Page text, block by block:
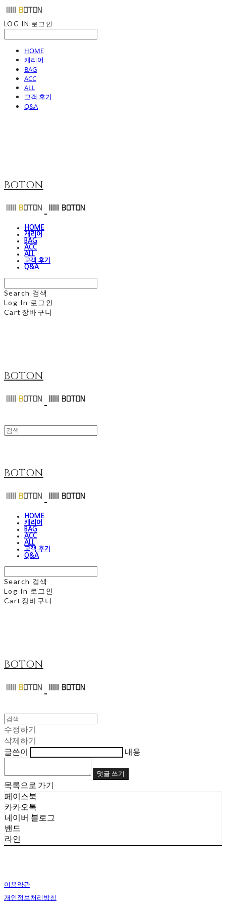
LOG IN 로그인
HOME
캐리어
BAG
ACC
ALL
고객 후기
Q&A
BOTON
HOME
캐리어
BAG
ACC
ALL
고객 후기
Q&A
Search 검색
Log In 로그인
Cart 장바구니
BOTON
BOTON
HOME
캐리어
BAG
ACC
ALL
고객 후기
Q&A
Search 검색
Log In 로그인
Cart 장바구니
BOTON
수정하기
삭제하기
글쓴이
내용
댓글 쓰기
목록으로 가기
페이스북
카카오톡
네이버 블로그
밴드
라인
이용약관
개인정보처리방침